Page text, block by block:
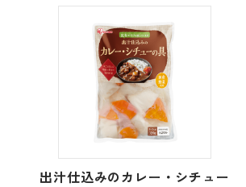
出汁仕込みのカレー・シチュー